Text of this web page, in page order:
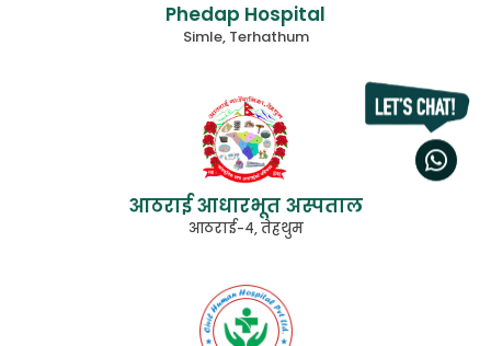
Phedap Hospital
Simle, Terhathum
आठराई आधारभूत अस्पताल
आठराई-४, तेह्रथुम